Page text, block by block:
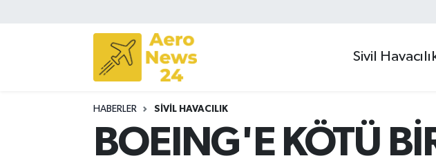
Sivil
HABERLER SIVIL HAVACILIK
BOEING'E KÖTÜ
Sivil Havacılık